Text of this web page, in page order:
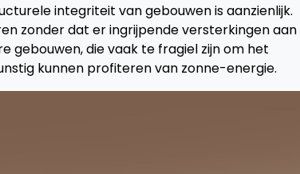
integriteit van gebouwen is aanzienlijk.
zonder dat er ingrijpende versterkingen aan
gebouwen, die vaak te fragiel zijn om het
kunnen profiteren van zonne-energie.